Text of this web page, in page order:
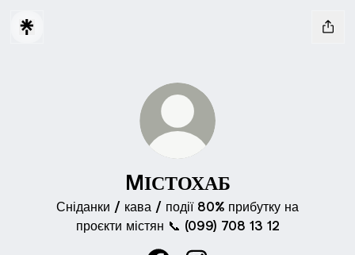
MІСТОХАБ
Сніданки / кава / події 80% прибутку на
проєкти містян 📞 (099) 708 13 12